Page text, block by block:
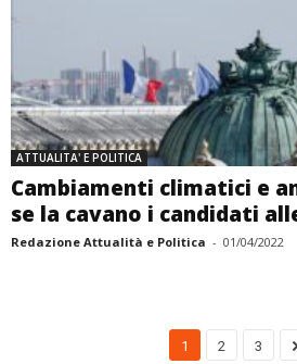
ATTUALITA' E POLITICA
Cambiamenti climatici e
se la cavano i candidati
Redazione Attualità e Politica - 01/04/2022
1 2 3